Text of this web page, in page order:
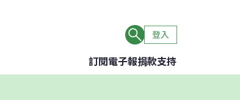
登入
訂閱電子報捐款支持